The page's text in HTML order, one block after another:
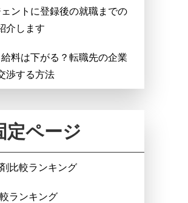
ントに登録後の就職までの
介します
料は下がる？転職先の企業
渉する方法
定ページ
比較ランキング
ランキング